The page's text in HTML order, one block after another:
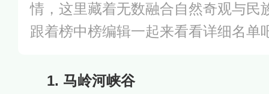
情，这里藏着无数融合自然奇观与民
跟着榜中榜编辑一起来看看详细名单
1. 马岭河峡谷